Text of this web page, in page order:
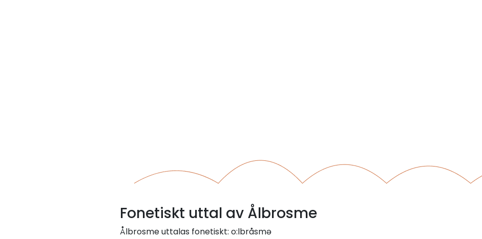
Fonetiskt uttal av Ålbrosme
Ålbrosme uttalas fonetiskt: o:lbråsmə